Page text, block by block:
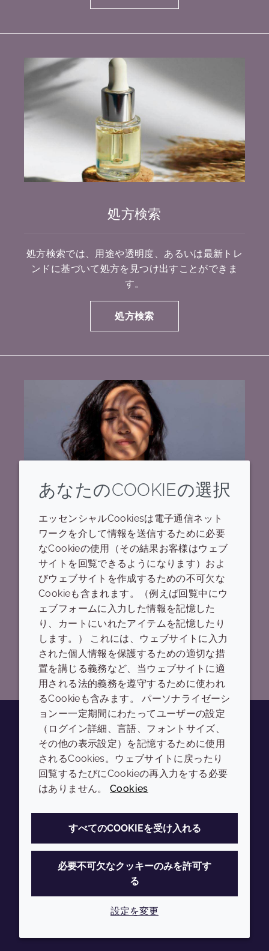
処方検索
処方検索では、用途や透明度、あるいは最新トレ
ンドに基づいて処方を見つけ出すことができま
す。
処方検索
製品
SOLAVEIL™シリーズ
当社のSolaveil™製品群をご覧いただき、次のサ
ンケアイノベーションのニーズを満たす成分を見
つけてください。
詳しく見る
YoutubeInstagramLinkedInTiktok
会社
Sustainability Report
Croda.com
LEGAL
プライバシーポリシー
アクセシビリティ
クッキーポリシー
あなたのCOOKIEの選択
エッセンシャルCookiesは電子通信ネット
ワークを介して情報を送信するために必要
なCookieの使用（その結果お客様はウェブ
サイトを回覧できるようになります）およ
びウェブサイトを作成するための不可欠な
Cookieも含まれます。（例えば回覧中にウ
ェブフォームに入力した情報を記憶した
り、カートにいれたアイテムを記憶したり
します。） これには、ウェブサイトに入力
された個人情報を保護するための適切な措
置を講じる義務など、当ウェブサイトに適
用される法的義務を遵守するために使われ
るCookieも含みます。 パーソナライゼーシ
ョンー一定期間にわたってユーザーの設定
（ログイン詳細、言語、フォントサイズ、
その他の表示設定）を記憶するために使用
されるCookies。ウェブサイトに戻ったり
回覧するたびにCookieの再入力をする必要
はありません。Cookies
すべてのCOOKIEを受け入れる
必要不可欠なクッキーのみを許可す
る
設定を変更